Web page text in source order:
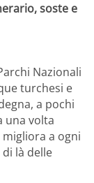
soste e
Nazionali
turchesi e
a pochi
una volta
a ogni
là delle